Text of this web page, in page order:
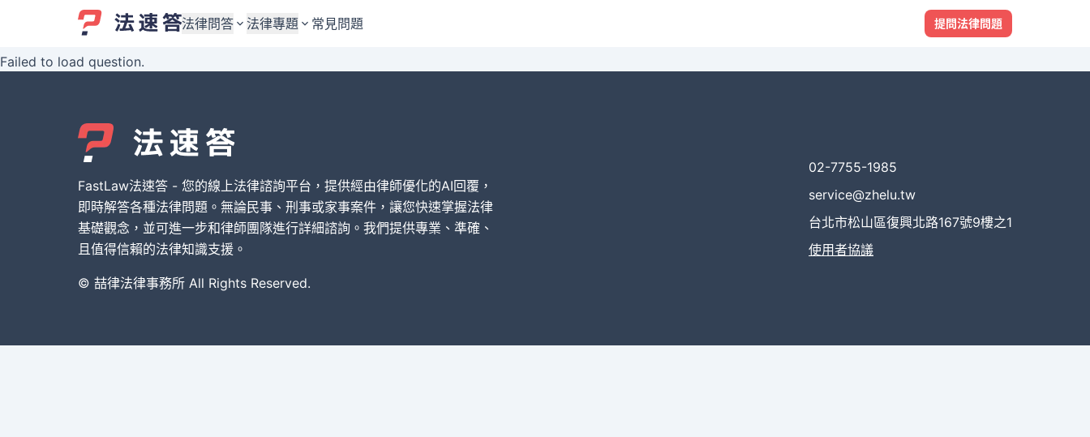
法律問答
婚姻與監護權
債務與債權
刑事犯罪案件
其他案件類型
法律專題
婚姻與監護權
債務與債權
刑事犯罪案件
其他案件類型
常見問題 提問法律問題
Failed to load question.
FastLaw法速答 - 您的線上法律諮詢平台，提供經由律師優化的AI回覆，
即時解答各種法律問題。無論民事、刑事或家事案件，讓您快速掌握法律
基礎觀念，並可進一步和律師團隊進行詳細諮詢。我們提供專業、準確、
且值得信賴的法律知識支援。
© 喆律法律事務所 All Rights Reserved.
02-7755-1985
service@zhelu.tw
台北市松山區復興北路167號9樓之1
使用者協議